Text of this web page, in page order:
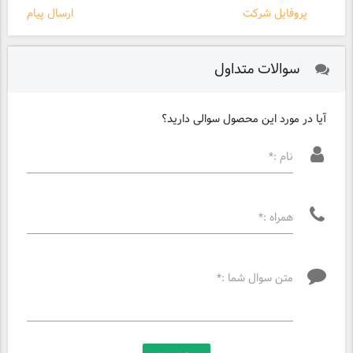
ارسال پیام پروفایل شرکت
سوالات متداول
آیا در مورد این محصول سوالی دارید؟
نام :*
همراه :*
متن سوال شما :*